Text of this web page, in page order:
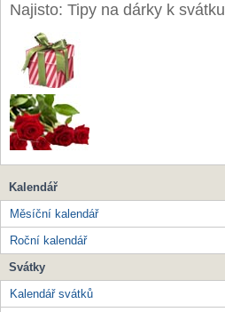
Najisto: Tipy na dárky k svátku
Kalendář
Měsíční kalendář
Roční kalendář
Svátky
Kalendář svátků